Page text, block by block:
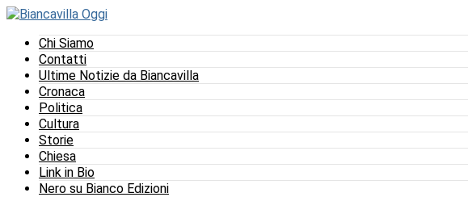
Chi Siamo
Contatti
Ultime Notizie da Biancavilla
Cronaca
Politica
Cultura
Storie
Chiesa
Link in Bio
Nero su Bianco Edizioni